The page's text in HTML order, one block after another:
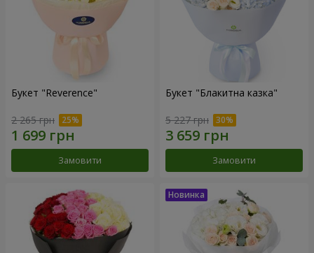
Букет "Reverence"
2 265 грн
Замовити
Букет "Блакитна казка"
5 227 грн
Замовити